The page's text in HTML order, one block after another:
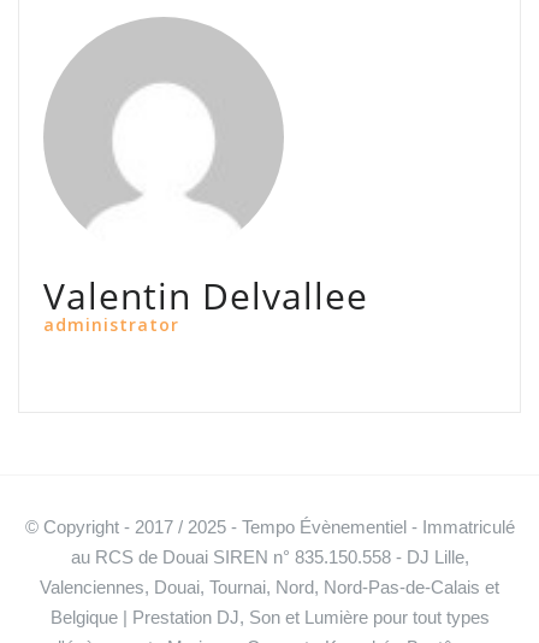
Valentin Delvallee
administrator
© Copyright - 2017 / 2025 - Tempo Évènementiel - Immatriculé
au RCS de Douai SIREN n° 835.150.558 - DJ Lille,
Valenciennes, Douai, Tournai, Nord, Nord-Pas-de-Calais et
Belgique | Prestation DJ, Son et Lumière pour tout types